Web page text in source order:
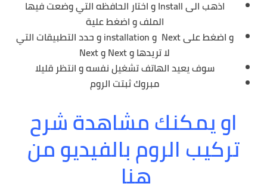
اذهب الى Install و اختار الحافظه التي وضعت فيها
الملف و اضغط علية
و اضغط على Next و installation و حدد التطبيقات التي
لا تريدها و Next و Next
سوف يعيد الهاتف تشغيل نفسه و انتظر قليلا
مبروك ثبتت الروم
او يمكنك مشاهدة شرح
تركيب الروم بالفيديو من
هنا